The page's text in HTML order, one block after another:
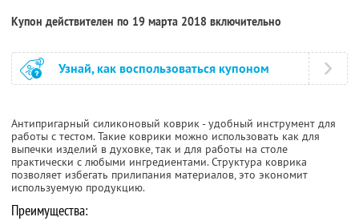
Купон действителен по 19 марта 2018 включительно
Узнай, как воспользоваться купоном
Антипригарный силиконовый коврик - удобный инструмент для
работы с тестом. Такие коврики можно использовать как для
выпечки изделий в духовке, так и для работы на столе
практически с любыми ингредиентами. Структура коврика
позволяет избегать прилипания материалов, это экономит
используемую продукцию.
Преимущества: